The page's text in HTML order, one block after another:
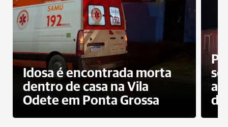
Idosa é encontrada morta
dentro de casa na Vila
Odete em Ponta Grossa
do